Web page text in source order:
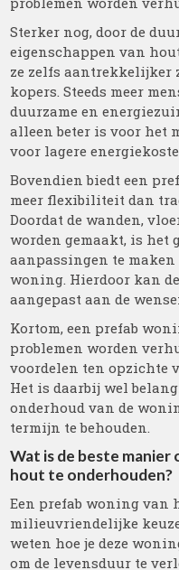
Sterker nog, door de
eigenschappen van
ze zelfs aantrekkelijker
kopers. Steeds meer
duurzame en
alleen beter is voor het
voor lagere
Bovendien biedt een
meer flexibiliteit dan
Doordat de wanden,
worden gemaakt, is het
aanpassingen te
woning. Hierdoor kan
aangepast aan de
Kortom, een prefab
problemen worden
voordelen ten opzichte
Het is daarbij wel
onderhoud van de
termijn te behouden.
Wat is de beste manier
hout te onderhouden?
Een prefab woning van
milieuvriendelijke
weten hoe je deze
om de levensduur te